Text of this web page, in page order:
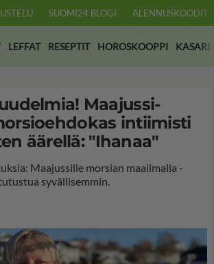
SUOMI24 BLOGI ALENNUSKOODIT
LEFFAT RESEPTIT HOROSKOOPPI KASARI
Maajussi-
intiimisti
äärellä: "Ihanaa"
Maajussille morsian maailmalla -
syvällisemmin.